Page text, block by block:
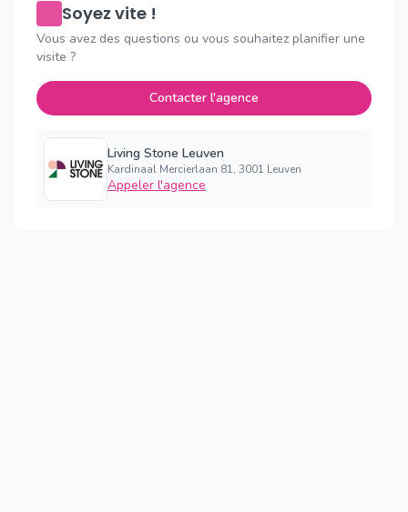
Soyez vite !
Vous avez des questions ou vous souhaitez planifier une
visite ?
Contacter l'agence
Living Stone Leuven
Kardinaal Mercierlaan 81, 3001 Leuven
Appeler l'agence